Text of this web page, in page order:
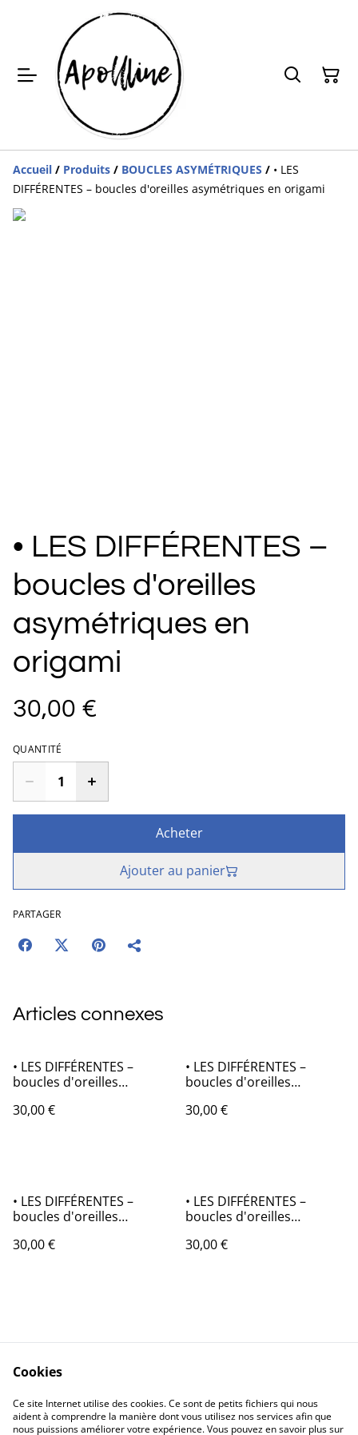
Accueil / Produits / BOUCLES ASYMÉTRIQUES / • LES
DIFFÉRENTES – boucles d'oreilles asymétriques en origami
• LES DIFFÉRENTES –
boucles d'oreilles
asymétriques en
origami
30,00 €
QUANTITÉ
Acheter
Ajouter au panier
PARTAGER
Articles connexes
• LES DIFFÉRENTES –
boucles d'oreilles
30,00 €
• LES DIFFÉRENTES –
boucles d'oreilles
30,00 €
• LES DIFFÉRENTES –
boucles d'oreilles
30,00 €
• LES DIFFÉRENTES –
boucles d'oreilles
30,00 €
Politique de
confidentialité
Politique de cookies
Cookies
Ce site Internet utilise des cookies. Ce sont de petits fichiers qui nous
aident à comprendre la manière dont vous utilisez nos services afin que
nous puissions améliorer votre expérience. Vous pouvez en savoir plus sur